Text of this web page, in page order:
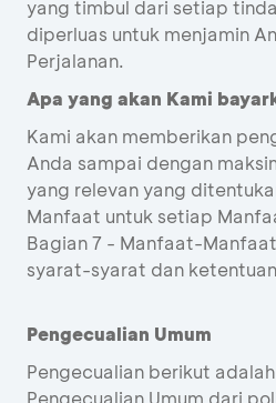
yang timbul dari setiap
diperluas untuk menjamin
Perjalanan.
Apa yang akan Kami
Kami akan memberikan
Anda sampai dengan
yang relevan yang
Manfaat untuk setiap
Bagian 7 - Manfaat-
syarat-syarat dan
Pengecualian Umum
Pengecualian berikut
Pengecualian Umum dari